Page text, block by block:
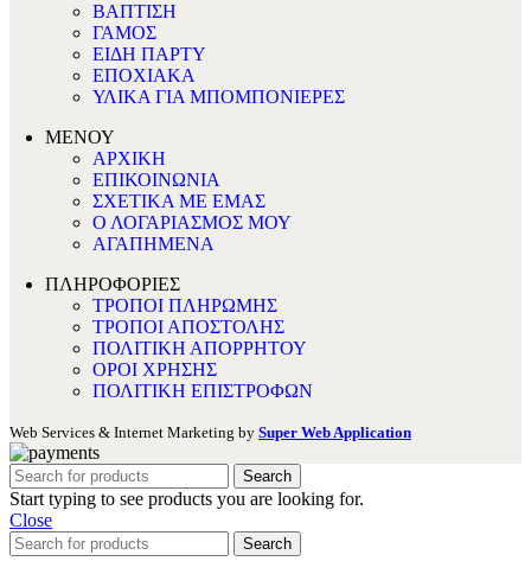
ΒΑΠΤΙΣΗ
ΓΑΜΟΣ
ΕΙΔΗ ΠΑΡΤΥ
ΕΠΟΧΙΑΚΑ
ΥΛΙΚΑ ΓΙΑ ΜΠΟΜΠΟΝΙΕΡΕΣ
ΜΕΝΟΥ
ΑΡΧΙΚΗ
ΕΠΙΚΟΙΝΩΝΙΑ
ΣΧΕΤΙΚΑ ΜΕ ΕΜΑΣ
Ο ΛΟΓΑΡΙΑΣΜΟΣ ΜΟΥ
ΑΓΑΠΗΜΕΝΑ
ΠΛΗΡΟΦΟΡΙΕΣ
ΤΡΟΠΟΙ ΠΛΗΡΩΜΗΣ
ΤΡΟΠΟΙ ΑΠΟΣΤΟΛΗΣ
ΠΟΛΙΤΙΚΗ ΑΠΟΡΡΗΤΟΥ
ΟΡΟΙ ΧΡΗΣΗΣ
ΠΟΛΙΤΙΚΗ ΕΠΙΣΤΡΟΦΩΝ
Web Services & Internet Marketing by Super Web Application
Search
Start typing to see products you are looking for.
Close
Search